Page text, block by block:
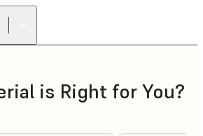
is Right for You?